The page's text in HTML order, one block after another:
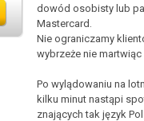
dowód osobisty lub
Mastercard.
Nie ograniczamy
wybrzeże nie
Po wylądowaniu na
kilku minut nastąpi
znających tak język